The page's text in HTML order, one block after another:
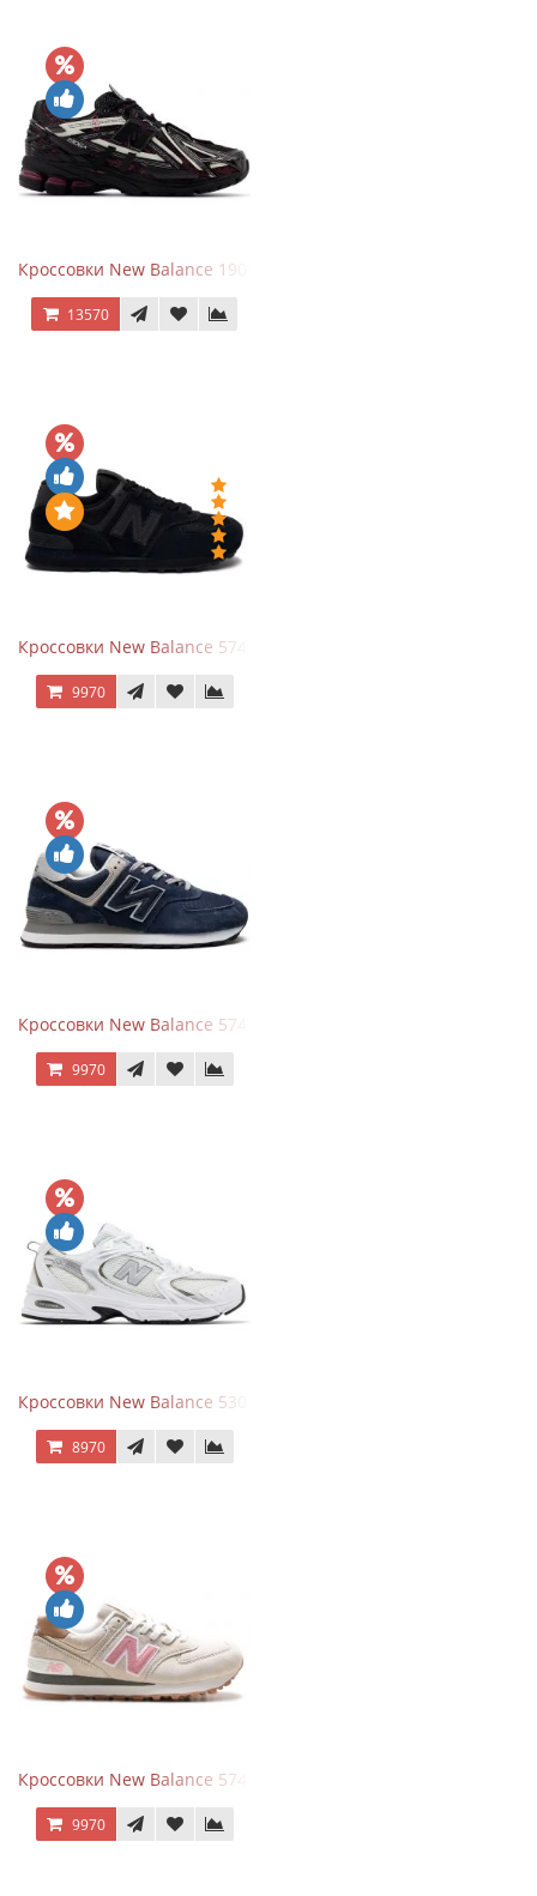
Кроссовки New Balance 1906A Dragon Berry
13570
Кроссовки New Balance 574 All Black
9970
Кроссовки New Balance 574 Navy Blue Grey
9970
Кроссовки New Balance 530 White Silver Metallic
8970
Кроссовки New Balance 574 Power Beige Pink
9970